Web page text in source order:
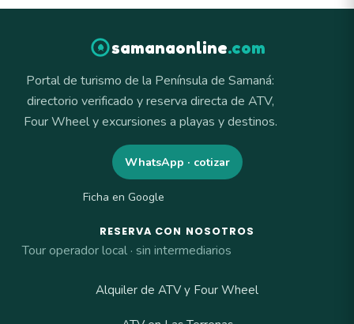
samanaonline.com
Portal de turismo de la Península de Samaná:
directorio verificado y reserva directa de ATV,
Four Wheel y excursiones a playas y destinos.
WhatsApp · cotizar
Ficha en Google
RESERVA CON NOSOTROS
Tour operador local · sin intermediarios
Alquiler de ATV y Four Wheel